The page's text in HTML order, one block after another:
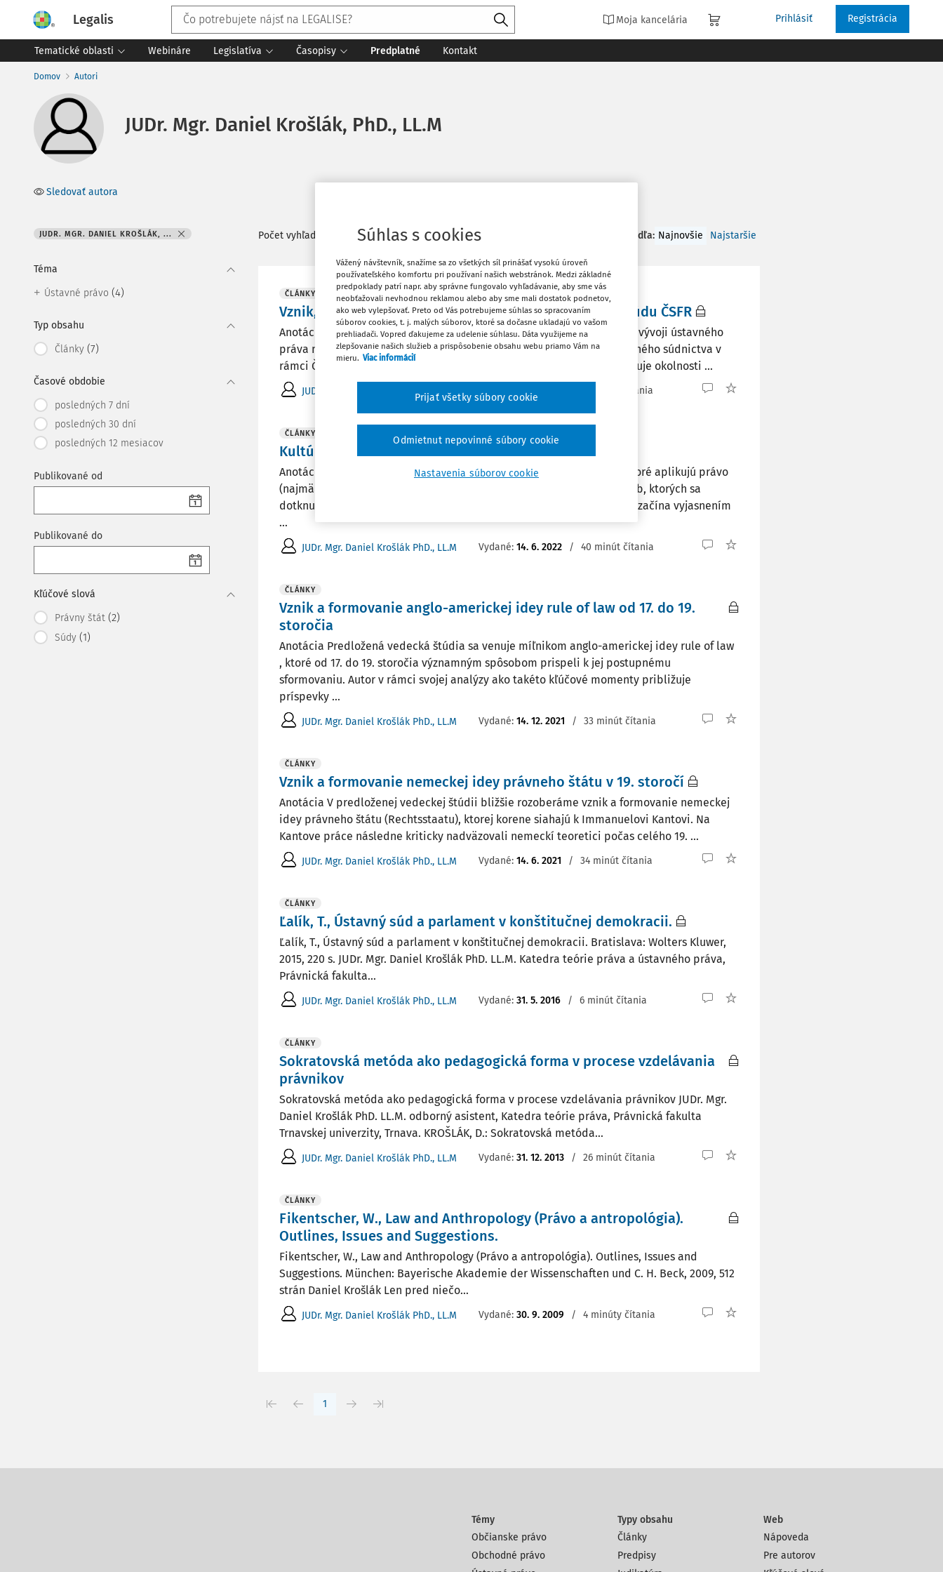
Legalis Moja kancelária Prihlásiť Registrácia
Tematické oblasti Webináre Legislatíva Časopisy Predplatné Kontakt
Domov Autori
JUDr. Mgr. Daniel Krošlák, PhD., LL.M
Sledovať autora
JUDR. MGR. DANIEL KROŠLÁK, ...
Téma
Ústavné právo (4)
Typ obsahu
Články (7)
Časové obdobie
posledných 7 dní
posledných 30 dní
posledných 12 mesiacov
Publikované od
Publikované do
Kľúčové slová
Právny štát (2)
Súdy (1)
Počet vyhľadaných dokumentov:7 Zoradiť podľa: Najnovšie Najstaršie
ČLÁNKY
Vznik, fungovanie a rozhodovacia činnosť Ústavného súdu ČSFR
Anotácia Štúdia sa venuje krátkej, ale pomerne významnej epizóde vo vývoji ústavného
práva na území Slovenskej republiky, konkrétne rozboru obnovy ústavného súdnictva v
rámci Českej a Slovenskej Federatívnej Republiky (ČSFR). Autor približuje okolnosti ...
JUDr. Mgr. Daniel Krošlák PhD., LL.M Vydané: 14. 6. 2023 34 minút čítania
ČLÁNKY
Kultúrne konflikty a právo
Anotácia Príspevok sa zaoberá najmä otázkou, či by mali inštitúcie, ktoré aplikujú právo
(najmä súdy), nejakým spôsobom zohľadňovať aj kultúrne pozadie osôb, ktorých sa
dotknutá právna úprava týka. Autor svoju analýzu danej problematiky začína vyjasnením
...
JUDr. Mgr. Daniel Krošlák PhD., LL.M Vydané: 14. 6. 2022 / 40 minút čítania
ČLÁNKY
Vznik a formovanie anglo-americkej idey rule of law od 17. do 19.
storočia
Anotácia Predložená vedecká štúdia sa venuje míľnikom anglo-americkej idey rule of law
, ktoré od 17. do 19. storočia významným spôsobom prispeli k jej postupnému
sformovaniu. Autor v rámci svojej analýzy ako takéto kľúčové momenty približuje
príspevky ...
JUDr. Mgr. Daniel Krošlák PhD., LL.M Vydané: 14. 12. 2021 / 33 minút čítania
ČLÁNKY
Vznik a formovanie nemeckej idey právneho štátu v 19. storočí
Anotácia V predloženej vedeckej štúdii bližšie rozoberáme vznik a formovanie nemeckej
idey právneho štátu (Rechtsstaatu), ktorej korene siahajú k Immanuelovi Kantovi. Na
Kantove práce následne kriticky nadväzovali nemeckí teoretici počas celého 19. ...
JUDr. Mgr. Daniel Krošlák PhD., LL.M Vydané: 14. 6. 2021 / 34 minút čítania
ČLÁNKY
Ľalík, T., Ústavný súd a parlament v konštitučnej demokracii.
Ľalík, T., Ústavný súd a parlament v konštitučnej demokracii. Bratislava: Wolters Kluwer,
2015, 220 s. JUDr. Mgr. Daniel Krošlák PhD. LL.M. Katedra teórie práva a ústavného práva,
Právnická fakulta...
JUDr. Mgr. Daniel Krošlák PhD., LL.M Vydané: 31. 5. 2016 / 6 minút čítania
ČLÁNKY
Sokratovská metóda ako pedagogická forma v procese vzdelávania
právnikov
Sokratovská metóda ako pedagogická forma v procese vzdelávania právnikov JUDr. Mgr.
Daniel Krošlák PhD. LL.M. odborný asistent, Katedra teórie práva, Právnická fakulta
Trnavskej univerzity, Trnava. KROŠLÁK, D.: Sokratovská metóda...
JUDr. Mgr. Daniel Krošlák PhD., LL.M Vydané: 31. 12. 2013 / 26 minút čítania
ČLÁNKY
Fikentscher, W., Law and Anthropology (Právo a antropológia).
Outlines, Issues and Suggestions.
Fikentscher, W., Law and Anthropology (Právo a antropológia). Outlines, Issues and
Suggestions. München: Bayerische Akademie der Wissenschaften und C. H. Beck, 2009, 512
strán Daniel Krošlák Len pred niečo...
JUDr. Mgr. Daniel Krošlák PhD., LL.M Vydané: 30. 9. 2009 / 4 minúty čítania
1
Témy
Občianske právo
Obchodné právo
Typy obsahu
Články
Predpisy
Web
Nápoveda
Pre autorov
Súhlas s cookies
Vážený návštevník, snažíme sa zo všetkých síl prinášať vysokú úroveň
používateľského komfortu pri používaní našich webstránok. Medzi základné
predpoklady patrí napr. aby správne fungovalo vyhľadávanie, aby sme vás
neobťažovali nevhodnou reklamou alebo aby sme mali dostatok podnetov,
ako web vylepšovať. Preto od Vás potrebujeme súhlas so spracovaním
súborov cookies, t. j. malých súborov, ktoré sa dočasne ukladajú vo vašom
prehliadači. Vopred ďakujeme za udelenie súhlasu. Dáta využijeme na
zlepšovanie našich služieb a prispôsobenie obsahu webu priamo Vám na
mieru. Viac informácií
Nastavenia súborov cookie
Odmietnut nepovinné súbory cookie
Prijať všetky súbory cookie